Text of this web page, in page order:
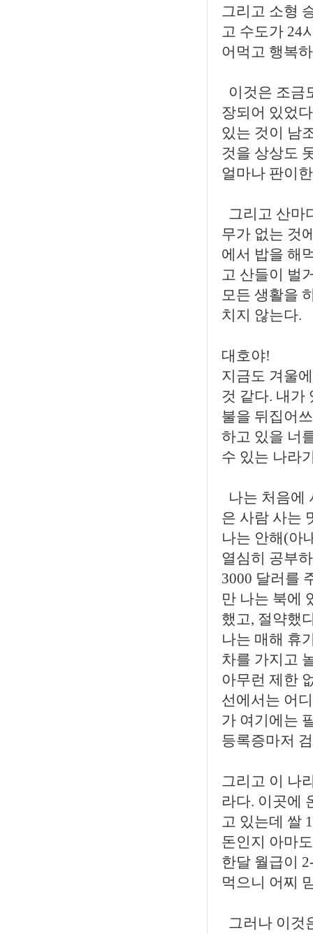
그리고 소형
고 수도가 24
어먹고 행복
이것은 조금
장되어 있었
있는 것이 남
것을 상상도
얼마나 판이
그리고 산마
무가 없는 것
에서 밥을 해
고 산들이 벌
모든 생활을
치지 않는다.
대호야!
지금도 겨울
것 같다. 내가
불을 뒤집어
하고 있을 너
수 있는 나라
나는 처음에
은 사람 사는
나는 안해(아
열심히 공부
3000 달러를
만 나는 북에
했고, 절약했
나는 매해 휴
차를 가지고
아무런 제한
선에서는 어
가 여기에는
등록증마저
그리고 이 나
라다. 이곳에
고 있는데 쌀
돈인지 아마
한달 월급이
먹으니 어찌
그러나 이것